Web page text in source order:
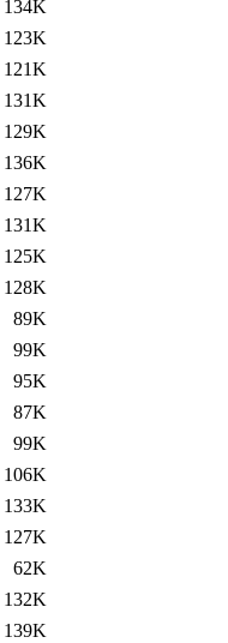
134K
123K
121K
131K
129K
136K
127K
131K
125K
128K
89K
99K
95K
87K
99K
106K
133K
127K
62K
132K
139K